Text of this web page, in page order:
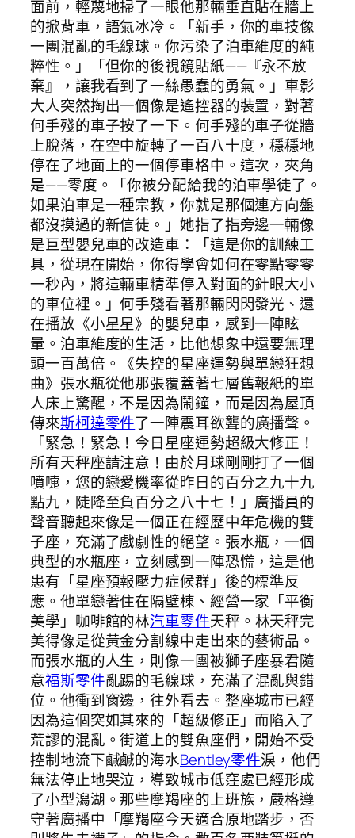
面前，輕蔑地掃了一眼他那輛垂直貼在牆上
的掀背車，語氣冰冷。「新手，你的車技像
一團混亂的毛線球。你污染了泊車維度的純
粹性。」「但你的後視鏡貼紙——『永不放
棄』，讓我看到了一絲愚蠢的勇氣。」車影
大人突然掏出一個像是遙控器的裝置，對著
何手殘的車子按了一下。何手殘的車子從牆
上脫落，在空中旋轉了一百八十度，穩穩地
停在了地面上的一個停車格中。這次，夾角
是——零度。「你被分配給我的泊車學徒了。
如果泊車是一種宗教，你就是那個連方向盤
都沒摸過的新信徒。」她指了指旁邊一輛像
是巨型嬰兒車的改造車：「這是你的訓練工
具，從現在開始，你得學會如何在零點零零
一秒內，將這輛車精準停入對面的針眼大小
的車位裡。」何手殘看著那輛閃閃發光、還
在播放《小星星》的嬰兒車，感到一陣眩
暈。泊車維度的生活，比他想象中還要無理
頭一百萬倍。《失控的星座運勢與單戀狂想
曲》張水瓶從他那張覆蓋著七層舊報紙的單
人床上驚醒，不是因為鬧鐘，而是因為屋頂
傳來斯柯達零件了一陣震耳欲聾的廣播聲。
「緊急！緊急！今日星座運勢超級大修正！
所有天秤座請注意！由於月球剛剛打了一個
噴嚏，您的戀愛機率從昨日的百分之九十九
點九，陡降至負百分之八十七！」廣播員的
聲音聽起來像是一個正在經歷中年危機的雙
子座，充滿了戲劇性的絕望。張水瓶，一個
典型的水瓶座，立刻感到一陣恐慌，這是他
患有「星座預報壓力症候群」後的標準反
應。他單戀著住在隔壁棟、經營一家「平衡
美學」咖啡館的林汽車零件天秤。林天秤完
美得像是從黃金分割線中走出來的藝術品。
而張水瓶的人生，則像一團被獅子座暴君隨
意福斯零件亂踢的毛線球，充滿了混亂與錯
位。他衝到窗邊，往外看去。整座城市已經
因為這個突如其來的「超級修正」而陷入了
荒謬的混亂。街道上的雙魚座們，開始不受
控制地流下鹹鹹的海水Bentley零件淚，他們
無法停止地哭泣，導致城市低窪處已經形成
了小型潟湖。那些摩羯座的上班族，嚴格遵
守著廣播中「摩羯座今天適合原地踏步，否